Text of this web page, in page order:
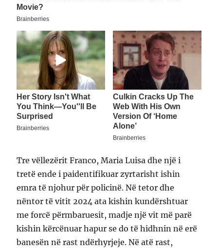
Tre vëllezërit Franco, Maria Luisa dhe një i
tretë ende i paidentifikuar zyrtarisht ishin
emra të njohur për policinë. Në tetor dhe
nëntor të vitit 2024 ata kishin kundërshtuar
me forcë përmbaruesit, madje një vit më parë
kishin kërcënuar hapur se do të hidhnin në erë
banesën në rast ndërhyrjeje. Në atë rast,